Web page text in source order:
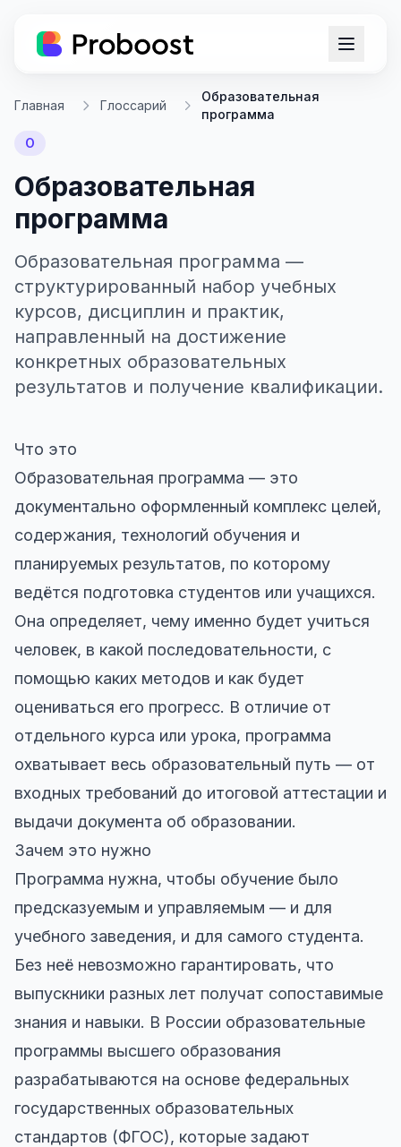
Главная Глоссарий
Образовательная
программа
О
Образовательная
программа
Образовательная программа —
структурированный набор учебных
курсов, дисциплин и практик,
направленный на достижение
конкретных образовательных
результатов и получение квалификации.
Что это
Образовательная программа — это
документально оформленный комплекс целей,
содержания, технологий обучения и
планируемых результатов, по которому
ведётся подготовка студентов или учащихся.
Она определяет, чему именно будет учиться
человек, в какой последовательности, с
помощью каких методов и как будет
оцениваться его прогресс. В отличие от
отдельного курса или урока, программа
охватывает весь образовательный путь — от
входных требований до итоговой аттестации и
выдачи документа об образовании.
Зачем это нужно
Программа нужна, чтобы обучение было
предсказуемым и управляемым — и для
учебного заведения, и для самого студента.
Без неё невозможно гарантировать, что
выпускники разных лет получат сопоставимые
знания и навыки. В России образовательные
программы высшего образования
разрабатываются на основе федеральных
государственных образовательных
стандартов (ФГОС), которые задают